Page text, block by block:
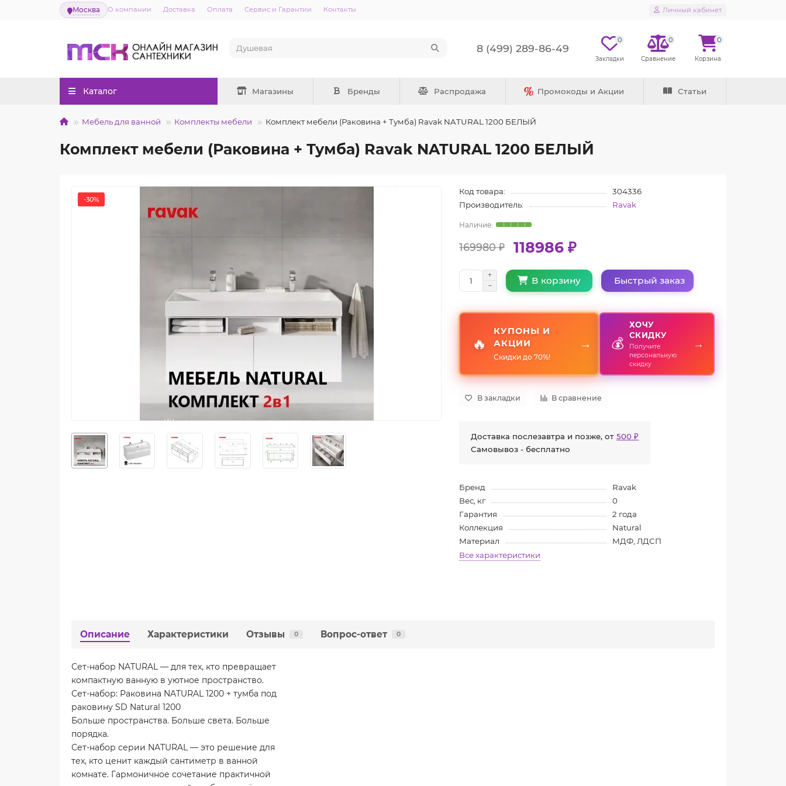
Москва О компании Доставка Оплата Сервис и Гарантии Контакты Личный кабинет
8 (499) 289-86-49
0 0 0
Каталог Магазины Бренды Распродажа Промокоды и Акции Статьи
Мебель для ванной Комплекты мебели Комплект мебели (Раковина + Тумба) Ravak NATURAL 1200 БЕЛЫЙ
Комплект мебели (Раковина + Тумба) Ravak NATURAL 1200 БЕЛЫЙ
-30%
Код товара:
304336
Производитель:
Ravak
169980 ₽ 118986 ₽
В корзину Быстрый заказ
🔥
КУПОНЫ И
АКЦИИ
Скидки до 70%!
→ 💰
ХОЧУ
СКИДКУ
Получите
персональную
скидку
→
В закладки В сравнение
Доставка послезавтра и позже, от500 ₽
Самовывоз - бесплатно
Бренд
Ravak
Вес, кг
0
Гарантия
2 года
Коллекция
Natural
Материал
МДФ, ЛДСП
Все характеристики
Описание Характеристики Отзывы 0 Вопрос-ответ 0
Сет-набор NATURAL — для тех, кто превращает
компактную ванную в уютное пространство.
Сет-набор: Раковина NATURAL 1200 + тумба под
раковину SD Natural 1200
Больше пространства. Больше света. Больше
порядка.
Сет-набор серии NATURAL — это решение для
тех, кто ценит каждый сантиметр в ванной
комнате. Гармоничное сочетание практичной